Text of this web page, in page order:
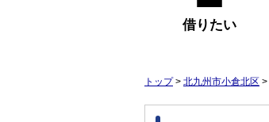
借りたい
トップ> 北九州市小倉北区 >